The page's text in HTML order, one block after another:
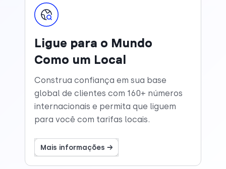
Ligue para o Mundo
Como um Local
Construa confiança em sua base
global de clientes com 160+ números
internacionais e permita que liguem
para você com tarifas locais.
Mais informações →